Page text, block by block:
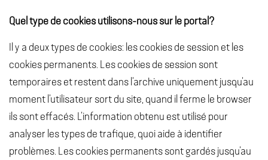
Quel type de cookies utilisons-nous sur le portal?
Il y a deux types de cookies: les cookies de session et les
cookies permanents. Les cookies de session sont
temporaires et restent dans l’archive uniquement jusqu’au
moment l’utilisateur sort du site, quand il ferme le browser
ils sont effacés. L’information obtenu est utilisé pour
analyser les types de trafique, quoi aide à identifier
problèmes. Les cookies permanents sont gardés jusqu’au